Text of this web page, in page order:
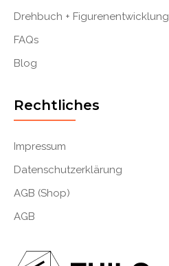
Drehbuch + Figurenentwicklung
FAQs
Blog
Rechtliches
Impressum
Datenschutzerklärung
AGB (Shop)
AGB